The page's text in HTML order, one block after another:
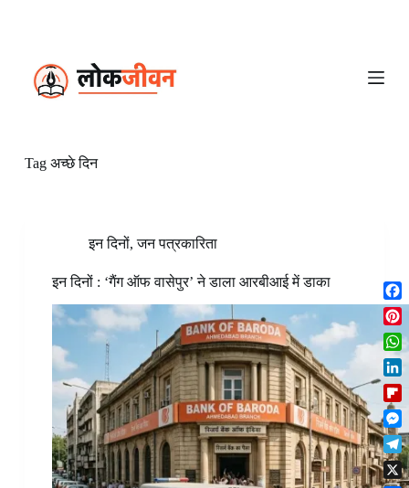
Tagअच्छे दिन
इन दिनों,जन पत्रकारिता
इन दिनों : ‘गैंग ऑफ वासेपुर’ ने डाला आरबीआई में डाका
F
a
c
e
b
o
o
k
P
i
n
t
e
r
e
s
t
W
h
a
t
s
A
p
L
i
n
k
e
d
F
l
i
p
b
M
e
s
T
e